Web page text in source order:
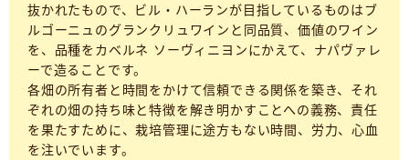
抜かれたもので、ビル・ハーランが目指しているものはブ
ルゴーニュのグランクリュワインと同品質、価値のワイン
を、品種をカベルネ ソーヴィニヨンにかえて、ナパヴァレ
ーで造ることです。
各畑の所有者と時間をかけて信頼できる関係を築き、それ
ぞれの畑の持ち味と特徴を解き明かすことへの義務、責任
を果たすために、栽培管理に途方もない時間、労力、心血
を注いでいます。